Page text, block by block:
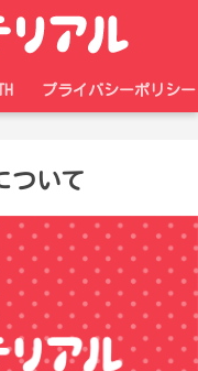
プライバシーポリシー
ついて